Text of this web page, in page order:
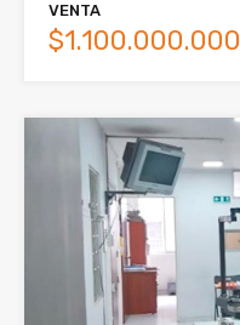
VENTA
$1.100.000.000